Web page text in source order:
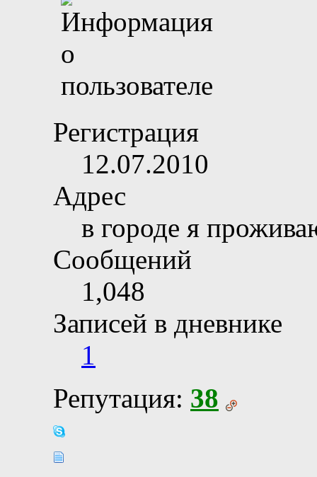
Регистрация
12.07.2010
Адрес
в городе я
Сообщений
1,048
Записей в дневнике
1
Репутация: 38